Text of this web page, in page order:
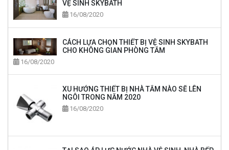
VỆ SINH SKYBATH
16/08/2020
CÁCH LỰA CHỌN THIẾT BỊ VỆ SINH SKYBATH
CHO KHÔNG GIAN PHÒNG TẮM
16/08/2020
XU HƯỚNG THIẾT BỊ NHÀ TẮM NÀO SẼ LÊN
NGÔI TRONG NĂM 2020
16/08/2020